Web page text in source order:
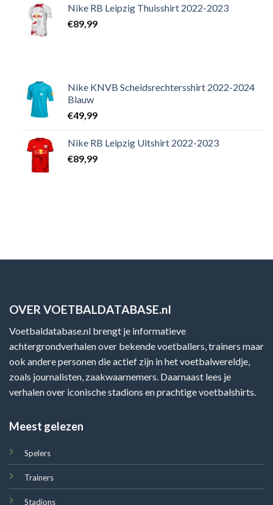
Nike RB Leipzig Thuisshirt 2022-2023
€89,99
Nike KNVB Scheidsrechtersshirt 2022-2024
Blauw
€49,99
Nike RB Leipzig Uitshirt 2022-2023
€89,99
OVER VOETBALDATABASE.nl
Voetbaldatabase.nl brengt je informatieve
achtergrondverhalen over bekende voetballers, trainers maar
ook andere personen die actief zijn in het voetbalwereldje,
zoals journalisten, zaakwaarnemers. Daarnaast lees je
verhalen over iconische stadions en prachtige voetbalshirts.
Meest gelezen
Spelers
Trainers
Stadions